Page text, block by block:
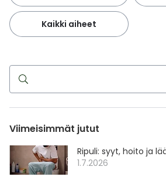
Kaikki aiheet
Haku
Viimeisimmät jutut
Ripuli: syyt, hoito ja
1.7.2026